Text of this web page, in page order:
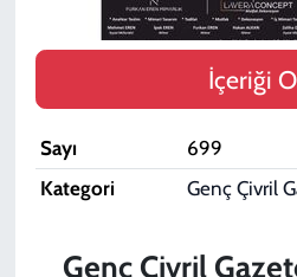
İçeriği
Sayı
699
Kategori
Genç Çivril
Genç Çivril